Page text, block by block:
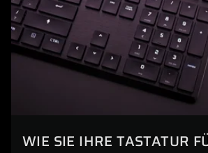
WIE SIE IHRE TASTATUR